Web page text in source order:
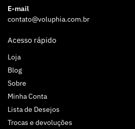
E-mail
contato@voluphia.com.br
Acesso rápido
Loja
Blog
Sobre
Minha Conta
Lista de Desejos
Trocas e devoluções